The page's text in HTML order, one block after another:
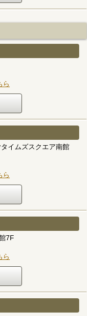
ら
イムズスクエア南館
ら
7F
ら